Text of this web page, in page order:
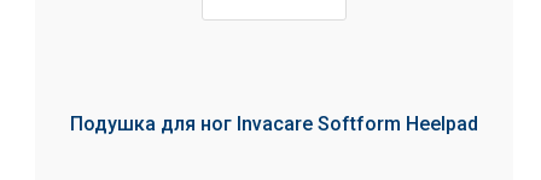
Подушка для ног Invacare Softform Heelpad